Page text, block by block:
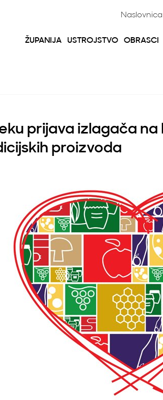
Naslovnica
ŽUPANIJA USTROJSTVO OBRASCI
prijava izlagača na
proizvoda